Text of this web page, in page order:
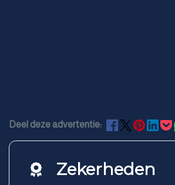
Deel deze advertentie:
Zekerheden